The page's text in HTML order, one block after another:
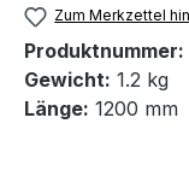
Zum Merkzettel
Produktnummer:
Gewicht: 1.2 kg
Länge: 1200 mm